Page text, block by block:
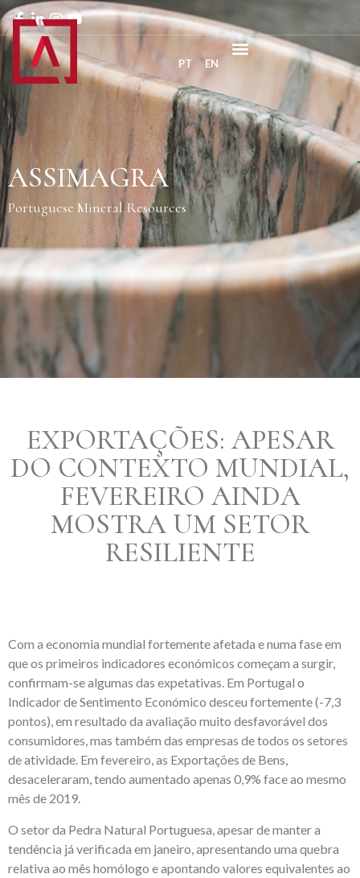
PT EN
ASSIMAGRA
Portuguese Mineral Resources
EXPORTAÇÕES: APESAR
DO CONTEXTO MUNDIAL,
FEVEREIRO AINDA
MOSTRA UM SETOR
RESILIENTE
Com a economia mundial fortemente afetada e numa fase em
que os primeiros indicadores económicos começam a surgir,
confirmam-se algumas das expetativas. Em Portugal o
Indicador de Sentimento Económico desceu fortemente (-7,3
pontos), em resultado da avaliação muito desfavorável dos
consumidores, mas também das empresas de todos os setores
de atividade. Em fevereiro, as Exportações de Bens,
desaceleraram, tendo aumentado apenas 0,9% face ao mesmo
mês de 2019.
O setor da Pedra Natural Portuguesa, apesar de manter a
tendência já verificada em janeiro, apresentando uma quebra
relativa ao mês homólogo e apontando valores equivalentes ao